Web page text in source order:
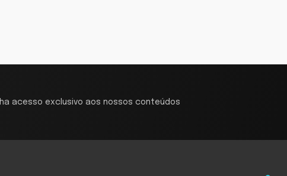
acesso exclusivo aos nossos conteúdos